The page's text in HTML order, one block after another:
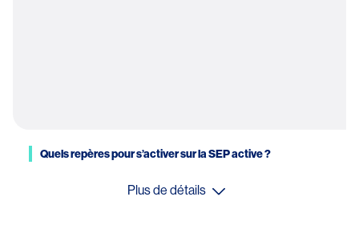
Quels repères pour s’activer sur la SEP active ?
Plus de détails